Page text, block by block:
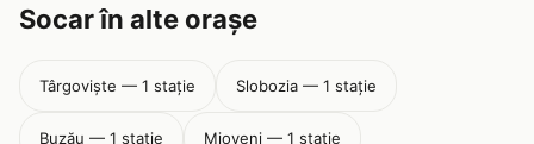
Socar în alte orașe
Târgoviște — 1 stație Slobozia — 1 stație
Buzău — 1 stație Mioveni — 1 stație